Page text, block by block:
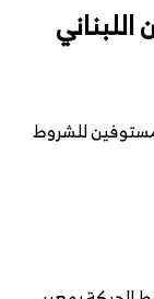
للشروط